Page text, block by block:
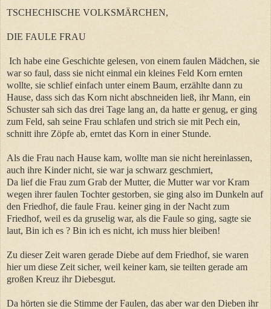
TSCHECHISCHE VOLKSMÄRCHEN,
DIE FAULE FRAU
Ich habe eine Geschichte gelesen, von einem faulen Mädchen, sie
war so faul, dass sie nicht einmal ein kleines Feld Korn ernten
wollte, sie schlief einfach unter einem Baum, erzählte dann zu
Hause, dass sich das Korn nicht abschneiden ließ, ihr Mann, ein
Schuster sah sich das drei Tage lang an, da hatte er genug, er ging
zum Feld, sah seine Frau schlafen und strich sie mit Pech ein,
schnitt ihre Zöpfe ab, erntet das Korn in einer Stunde.
Als die Frau nach Hause kam, wollte man sie nicht hereinlassen,
auch ihre Kinder nicht, sie war ja schwarz geschmiert,
Da lief die Frau zum Grab der Mutter, die Mutter war vor Kram
wegen ihrer faulen Tochter gestorben, sie ging also im Dunkeln auf
den Friedhof, die faule Frau. keiner ging in der Nacht zum
Friedhof, weil es da gruselig war, als die Faule so ging, sagte sie
laut, Bin ich es ? Bin ich es nicht, ich muss hier bleiben!
Zu dieser Zeit waren gerade Diebe auf dem Friedhof, sie waren
hier um diese Zeit sicher, weil keiner kam, sie teilten gerade am
großen Kreuz ihr Diebesgut.
Da hörten sie die Stimme der Faulen, das aber war den Dieben ihr